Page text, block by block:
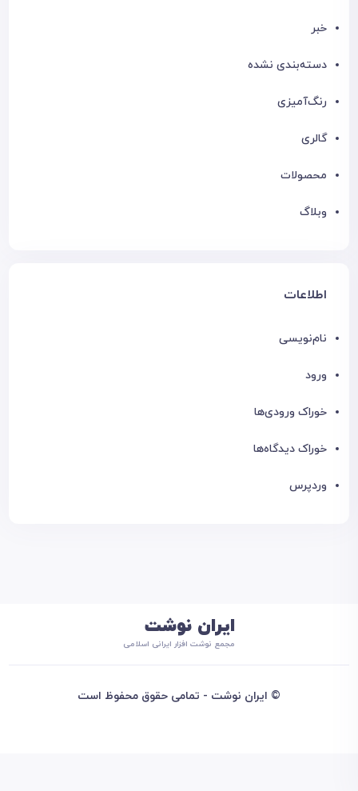
خبر
دسته‌بندی نشده
رنگ‌آمیزی
گالری
محصولات
وبلاگ
اطلاعات
نام‌نویسی
ورود
خوراک ورودی‌ها
خوراک دیدگاه‌ها
وردپرس
ایران نوشت
مجمع نوشت افزار ایرانی اسلامی
© ایران نوشت - تمامی حقوق محفوظ است